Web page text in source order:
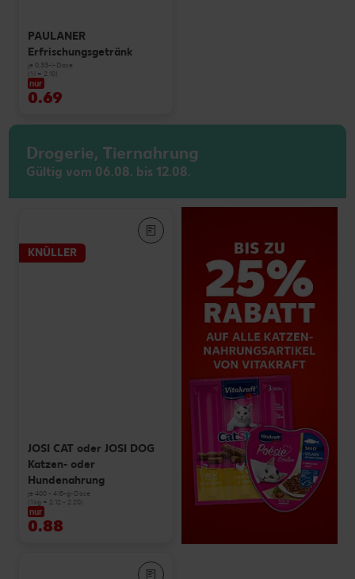
PAULANER
Erfrischungsgetränk
je 0,33-l-Dose
(1 l = 2.10)
nur
0.69
Drogerie, Tiernahrung
Gültig vom 06.08. bis 12.08.
KNÜLLER
JOSI CAT oder JOSI DOG
Katzen- oder
Hundenahrung
je 400 - 415-g-Dose
(1 kg = 2.12 - 2.20)
nur
0.88